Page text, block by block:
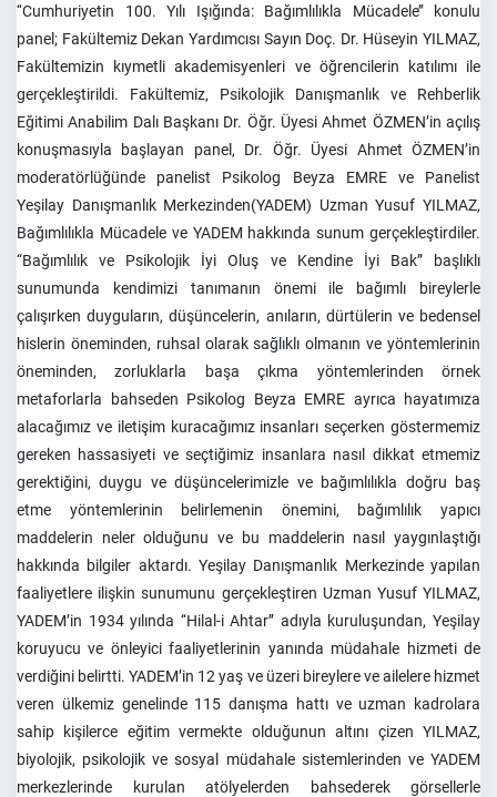
‘‘Cumhuriyetin 100. Yılı Işığında: Bağımlılıkla Mücadele’’ konulu
panel; Fakültemiz Dekan Yardımcısı Sayın Doç. Dr. Hüseyin YILMAZ,
Fakültemizin kıymetli akademisyenleri ve öğrencilerin katılımı ile
gerçekleştirildi. Fakültemiz, Psikolojik Danışmanlık ve Rehberlik
Eğitimi Anabilim Dalı Başkanı Dr. Öğr. Üyesi Ahmet ÖZMEN’in açılış
konuşmasıyla başlayan panel, Dr. Öğr. Üyesi Ahmet ÖZMEN’in
moderatörlüğünde panelist Psikolog Beyza EMRE ve Panelist
Yeşilay Danışmanlık Merkezinden(YADEM) Uzman Yusuf YILMAZ,
Bağımlılıkla Mücadele ve YADEM hakkında sunum gerçekleştirdiler.
“Bağımlılık ve Psikolojik İyi Oluş ve Kendine İyi Bak” başlıklı
sunumunda kendimizi tanımanın önemi ile bağımlı bireylerle
çalışırken duyguların, düşüncelerin, anıların, dürtülerin ve bedensel
hislerin öneminden, ruhsal olarak sağlıklı olmanın ve yöntemlerinin
öneminden, zorluklarla başa çıkma yöntemlerinden örnek
metaforlarla bahseden Psikolog Beyza EMRE ayrıca hayatımıza
alacağımız ve iletişim kuracağımız insanları seçerken göstermemiz
gereken hassasiyeti ve seçtiğimiz insanlara nasıl dikkat etmemiz
gerektiğini, duygu ve düşüncelerimizle ve bağımlılıkla doğru baş
etme yöntemlerinin belirlemenin önemini, bağımlılık yapıcı
maddelerin neler olduğunu ve bu maddelerin nasıl yaygınlaştığı
hakkında bilgiler aktardı. Yeşilay Danışmanlık Merkezinde yapılan
faaliyetlere ilişkin sunumunu gerçekleştiren Uzman Yusuf YILMAZ,
YADEM’in 1934 yılında ‘‘Hilal-i Ahtar’’ adıyla kuruluşundan, Yeşilay
koruyucu ve önleyici faaliyetlerinin yanında müdahale hizmeti de
verdiğini belirtti. YADEM’in 12 yaş ve üzeri bireylere ve ailelere hizmet
veren ülkemiz genelinde 115 danışma hattı ve uzman kadrolara
sahip kişilerce eğitim vermekte olduğunun altını çizen YILMAZ,
biyolojik, psikolojik ve sosyal müdahale sistemlerinden ve YADEM
merkezlerinde kurulan atölyelerden bahsederek görsellerle